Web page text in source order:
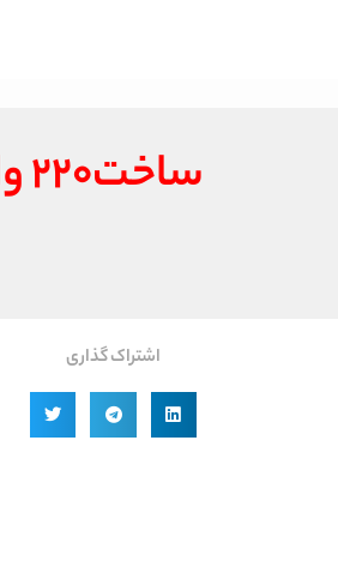
ساخت۲۲۰ واحد مسکونی طرح نهضت ملی مسکن در اندیمشک پایان یافت
اشتراک گذاری